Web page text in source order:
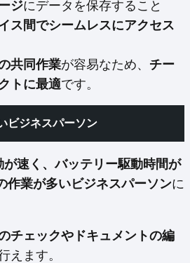
ジにデータを保存すること
ス間でシームレスにアクセス
共同作業が容易なため、 チー
トに最適です。
ビジネスパーソン
が速く、バッテリー駆動時間が
作業が多いビジネスパーソンに
チェックやドキュメントの編
えます。